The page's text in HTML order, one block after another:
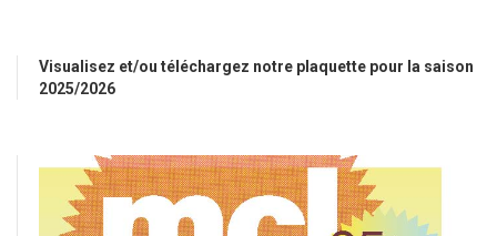
Visualisez et/ou téléchargez notre plaquette pour la saison
2025/2026